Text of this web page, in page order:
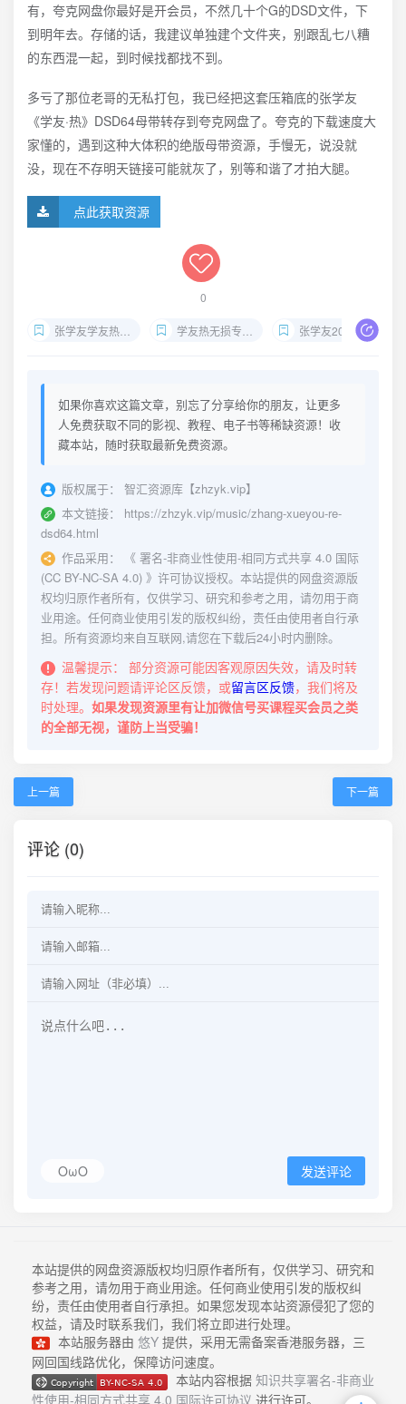
有，夸克网盘你最好是开会员，不然几十个G的DSD文件，下
到明年去。存储的话，我建议单独建个文件夹，别跟乱七八糟
的东西混一起，到时候找都找不到。
多亏了那位老哥的无私打包，我已经把这套压箱底的张学友
《学友·热》DSD64母带转存到夸克网盘了。夸克的下载速度大
家懂的，遇到这种大体积的绝版母带资源，手慢无，说没就
没，现在不存明天链接可能就灰了，别等和谐了才拍大腿。
点此获取资源
0
张学友学友热DSD下载 学友热无损专辑夸克网盘 张学友2001专辑DSD母带
如果你喜欢这篇文章，别忘了分享给你的朋友，让更多
人免费获取不同的影视、教程、电子书等稀缺资源！收
藏本站，随时获取最新免费资源。
版权属于：
智汇资源库【zhzyk.vip】
本文链接：
https://zhzyk.vip/music/zhang-xueyou-re-
dsd64.html
作品采用：
《 署名-非商业性使用-相同方式共享 4.0 国际
(CC BY-NC-SA 4.0) 》许可协议授权。本站提供的网盘资源版
权均归原作者所有，仅供学习、研究和参考之用，请勿用于商
业用途。任何商业使用引发的版权纠纷，责任由使用者自行承
担。所有资源均来自互联网,请您在下载后24小时内删除。
温馨提示：
部分资源可能因客观原因失效，请及时转
存！若发现问题请评论区反馈，或留言区反馈，我们将及
时处理。 如果发现资源里有让加微信号买课程买会员之类
的全部无视，谨防上当受骗！
上一篇 下一篇
评论 (0)
OωO 发送评论
本站提供的网盘资源版权均归原作者所有，仅供学习、研究和
参考之用，请勿用于商业用途。任何商业使用引发的版权纠
纷，责任由使用者自行承担。如果您发现本站资源侵犯了您的
权益，请及时联系我们，我们将立即进行处理。
本站服务器由 悠Y 提供，采用无需备案香港服务器，三
网回国线路优化，保障访问速度。
本站内容根据 知识共享署名-非商业
性使用-相同方式共享 4.0 国际许可协议 进行许可。